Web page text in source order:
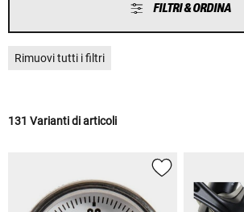
FILTRI & ORDINA
Rimuovi tutti i filtri
131 Varianti di articoli